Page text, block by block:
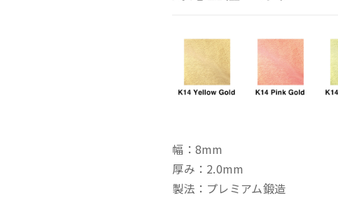
幅：8mm
厚み：2.0mm
製法：プレミアム鍛造